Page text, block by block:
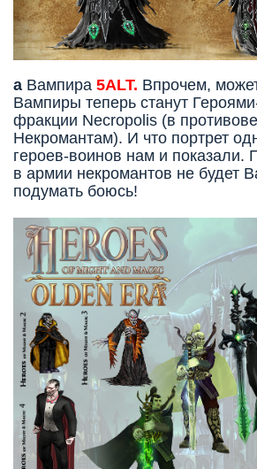
а Вампира 5ALT. Впрочем,
Вампиры теперь станут
фракции Necropolis (в
Некромантам). И что портрет
героев-воинов нам и показали.
в армии некромантов не будет
подумать боюсь!